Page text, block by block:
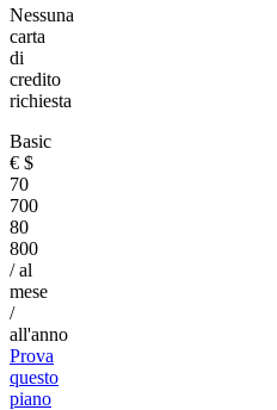
Nessuna
carta
di
credito
richiesta
Basic
€ $
70
700
80
800
/ al
mese
/
all'anno
Prova
questo
piano